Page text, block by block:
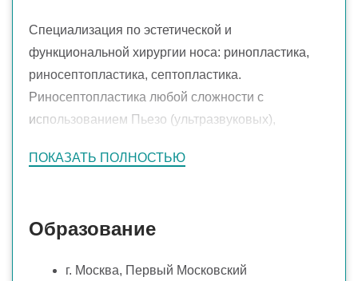
ПОКАЗАТЬ ПОЛНОСТЬЮ
Специализация по эстетической и
функциональной хирургии носа: ринопластика,
риносептопластика, септопластика.
Риносептопластика любой сложности с
использованием Пьезо (ультразвуковых),
Проведение ЛОР-операций у взрослых и детей.
Образование
г. Москва, Первый Московский